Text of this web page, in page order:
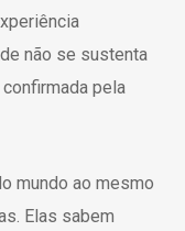
não se sustenta
pela
mundo ao mesmo
Elas sabem